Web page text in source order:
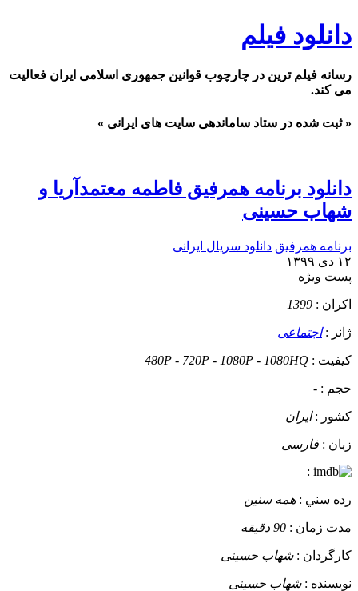
دانلود فیلم
رسانه فیلم ترین در چارچوب قوانین جمهوری اسلامی ایران فعالیت
می کند.
« ثبت شده در ستاد ساماندهی سایت های ایرانی »
دانلود برنامه همرفیق فاطمه معتمدآریا و
شهاب حسینی
برنامه همرفیق دانلود سریال ایرانی
۱۲ دی ۱۳۹۹
پست ويژه
اکران : 1399
ژانر :اجتماعی
کيفيت : 480P - 720P - 1080P - 1080HQ
حجم : -
کشور :ایران
زبان : فارسی
:
رده سني : همه سنین
مدت زمان : 90 دقیقه
کارگردان :شهاب حسینی
نويسنده :شهاب حسینی